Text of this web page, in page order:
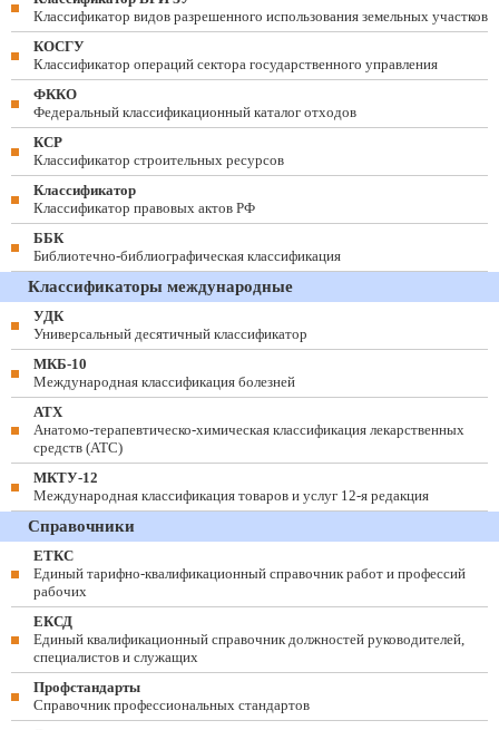
Классификатор видов разрешенного использования земельных участков
КОСГУ
Классификатор операций сектора государственного управления
ФККО
Федеральный классификационный каталог отходов
КСР
Классификатор строительных ресурсов
Классификатор
Классификатор правовых актов РФ
ББК
Библиотечно-библиографическая классификация
Классификаторы международные
УДК
Универсальный десятичный классификатор
МКБ-10
Международная классификация болезней
АТХ
Анатомо-терапевтическо-химическая классификация лекарственных
средств (ATC)
МКТУ-12
Международная классификация товаров и услуг 12-я редакция
Справочники
ЕТКС
Единый тарифно-квалификационный справочник работ и профессий
рабочих
ЕКСД
Единый квалификационный справочник должностей руководителей,
специалистов и служащих
Профстандарты
Справочник профессиональных стандартов